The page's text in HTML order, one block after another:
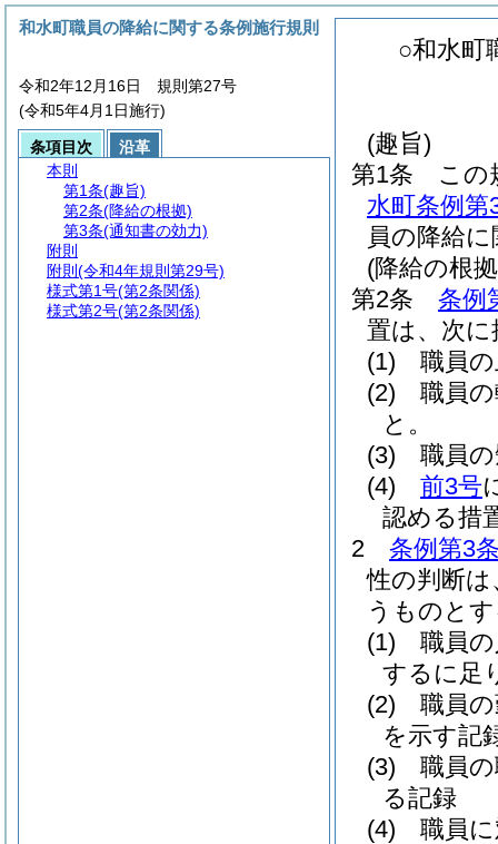
○和水町
(趣旨)
第1条
この
水町条例第
員の降給
(降給の根
第2条
条例
置は、次
(1)
職員
(2)
職員
と。
(3)
職員
(4)
前3号
認める措
2
条例第3
性の判断
うものと
(1)
職員
するに足
(2)
職員
を示す記
(3)
職員
る記録
(4)
職員
和水町職員の降給に関する条例施行規則
令和2年12月16日 規則第27号
(令和5年4月1日施行)
条項目次
沿革
本則
第1条(趣旨)
第2条(降給の根拠)
第3条(通知書の効力)
附則
附則 (令和4年規則第29号)
様式第1号(第2条関係)
様式第2号(第2条関係)